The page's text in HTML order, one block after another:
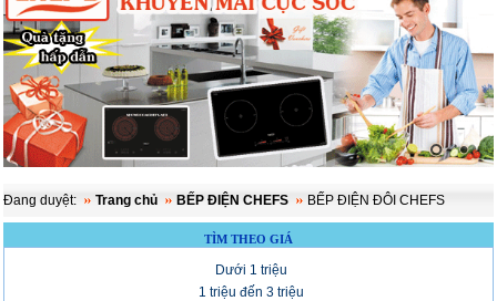
▼
▼
Đang duyệt: Trang chủ BẾP ĐIỆN CHEFS BẾP ĐIỆN ĐÔI CHEFS
TÌM THEO GIÁ
Dưới 1 triệu
1 triệu đến 3 triệu